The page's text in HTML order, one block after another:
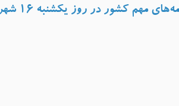
در روز یکشنبه ۱۶ شهریور ۱۴۰۴، به روایت اقتصادنامه